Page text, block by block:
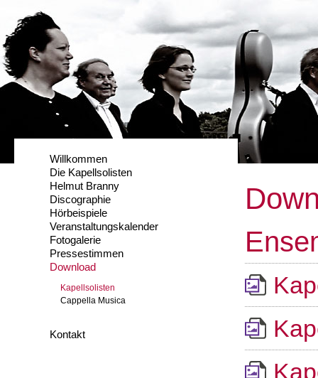
Willkommen
Die Kapellsolisten
Helmut Branny
Discographie
Hörbeispiele
Veranstaltungskalender
Fotogalerie
Pressestimmen
Download
Kapellsolisten
Cappella Musica
Kontakt